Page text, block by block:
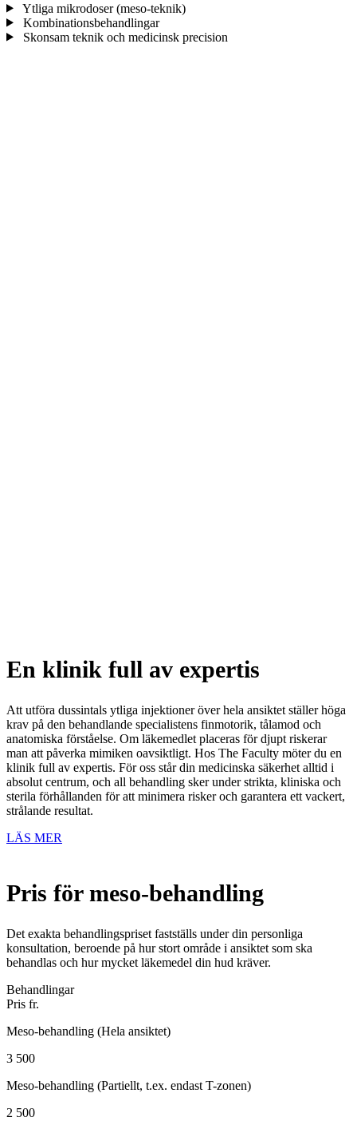
Ytliga mikrodoser (meso-teknik)
Kombinationsbehandlingar
Skonsam teknik och medicinsk precision
En klinik full av expertis
Att utföra dussintals ytliga injektioner över hela ansiktet ställer höga
krav på den behandlande specialistens finmotorik, tålamod och
anatomiska förståelse. Om läkemedlet placeras för djupt riskerar
man att påverka mimiken oavsiktligt. Hos The Faculty möter du en
klinik full av expertis. För oss står din medicinska säkerhet alltid i
absolut centrum, och all behandling sker under strikta, kliniska och
sterila förhållanden för att minimera risker och garantera ett vackert,
strålande resultat.
LÄS MER
Pris för meso-behandling
Det exakta behandlingspriset fastställs under din personliga
konsultation, beroende på hur stort område i ansiktet som ska
behandlas och hur mycket läkemedel din hud kräver.
Behandlingar
Pris fr.
Meso-behandling (Hela ansiktet)
3 500
Meso-behandling (Partiellt, t.ex. endast T-zonen)
2 500